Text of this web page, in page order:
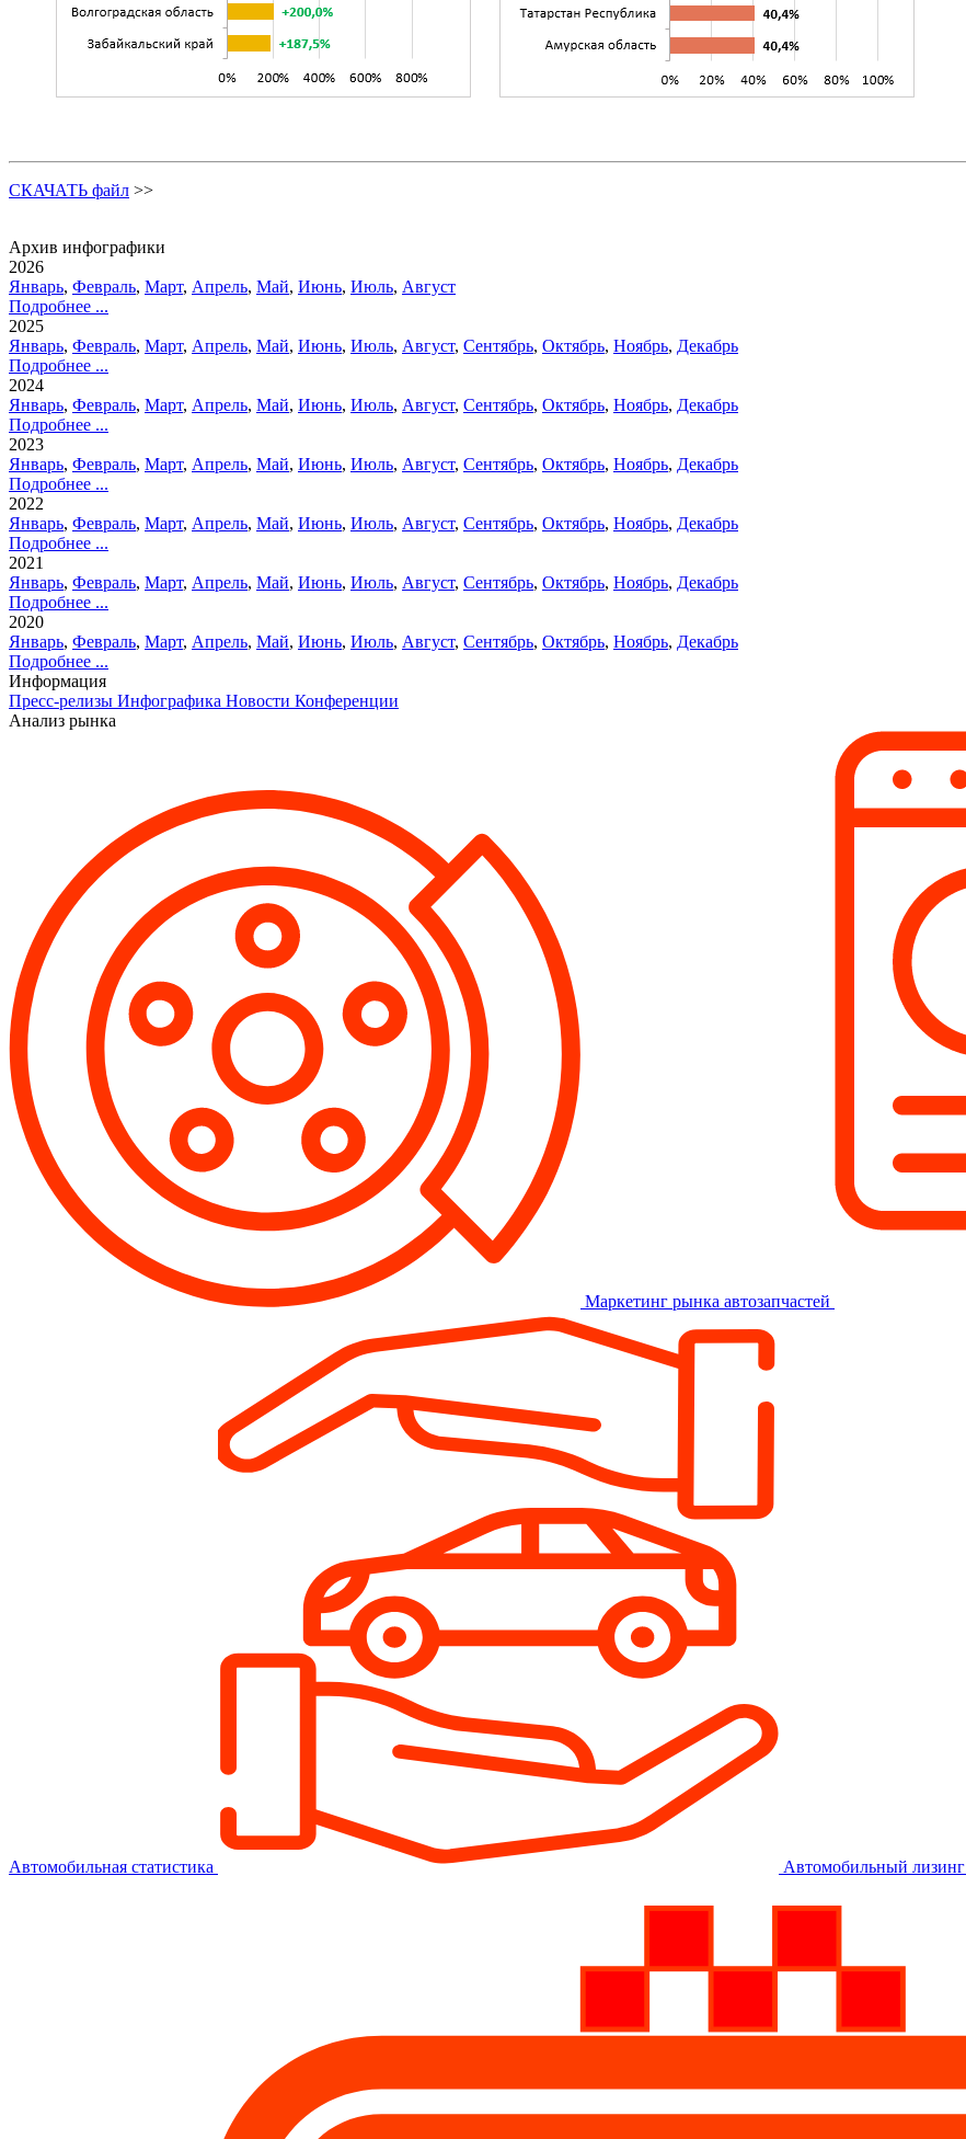
СКАЧАТЬ файл >>
Архив инфографики
2026
Январь, Февраль, Март, Апрель, Май, Июнь, Июль, Август
Подробнее ...
2025
Январь, Февраль, Март, Апрель, Май, Июнь, Июль, Август, Сентябрь, Октябрь, Ноябрь, Декабрь
Подробнее ...
2024
Январь, Февраль, Март, Апрель, Май, Июнь, Июль, Август, Сентябрь, Октябрь, Ноябрь, Декабрь
Подробнее ...
2023
Январь, Февраль, Март, Апрель, Май, Июнь, Июль, Август, Сентябрь, Октябрь, Ноябрь, Декабрь
Подробнее ...
2022
Январь, Февраль, Март, Апрель, Май, Июнь, Июль, Август, Сентябрь, Октябрь, Ноябрь, Декабрь
Подробнее ...
2021
Январь, Февраль, Март, Апрель, Май, Июнь, Июль, Август, Сентябрь, Октябрь, Ноябрь, Декабрь
Подробнее ...
2020
Январь, Февраль, Март, Апрель, Май, Июнь, Июль, Август, Сентябрь, Октябрь, Ноябрь, Декабрь
Подробнее ...
Информация
Пресс-релизы Инфографика Новости Конференции
Анализ рынка
Маркетинг рынка автозапчастей
Автомобильная статистика Автомобильный лизинг